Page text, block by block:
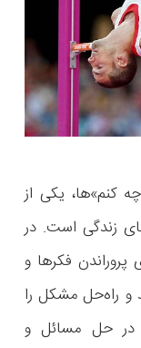
کنم‌»ها، یکی از
زندگی است. در
فکرها و
و راه‌حل مشکل را
در حل مسائل و